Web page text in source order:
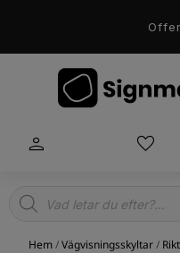
Products
search
Hem/Vägvisningsskyltar/